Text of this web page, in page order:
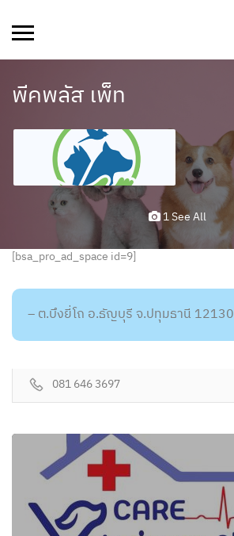
พีคพลัส เพ็ท
1 See All
[bsa_pro_ad_space id=9]
– ต.บึงยี่โถ อ.ธัญบุรี จ.ปทุมธานี 12130
081 646 3697